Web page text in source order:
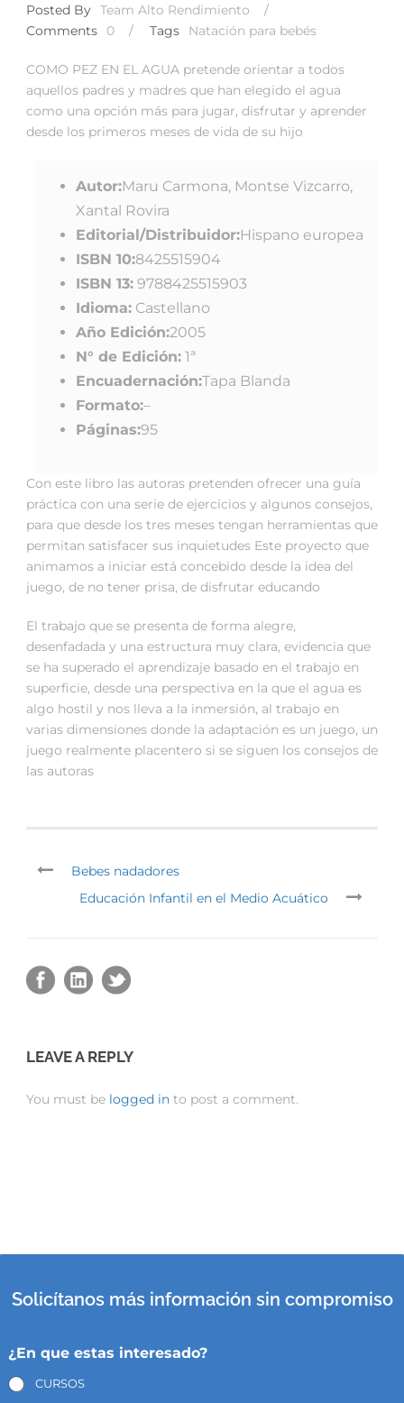
Posted By Team Alto Rendimiento
/
Comments
0 / Tags Natación para bebés
COMO PEZ EN EL AGUA pretende orientar a todos
aquellos padres y madres que han elegido el agua
como una opción más para jugar, disfrutar y aprender
desde los primeros meses de vida de su hijo
Autor:Maru Carmona, Montse Vizcarro,
Xantal Rovira
Editorial/Distribuidor:Hispano europea
ISBN 10:8425515904
ISBN 13: 9788425515903
Idioma: Castellano
Año Edición:2005
N° de Edición: 1ª
Encuadernación:Tapa Blanda
Formato:–
Páginas:95
Con este libro las autoras pretenden ofrecer una guía
práctica con una serie de ejercicios y algunos consejos,
para que desde los tres meses tengan herramientas que
permitan satisfacer sus inquietudes Este proyecto que
animamos a iniciar está concebido desde la idea del
juego, de no tener prisa, de disfrutar educando
El trabajo que se presenta de forma alegre,
desenfadada y una estructura muy clara, evidencia que
se ha superado el aprendizaje basado en el trabajo en
superficie, desde una perspectiva en la que el agua es
algo hostil y nos lleva a la inmersión, al trabajo en
varias dimensiones donde la adaptación es un juego, un
juego realmente placentero si se siguen los consejos de
las autoras
Bebes nadadores
Educación Infantil en el Medio Acuático
LEAVE A REPLY
You must be logged in to post a comment.
Solicítanos más información sin compromiso
¿En que estas interesado?
CURSOS